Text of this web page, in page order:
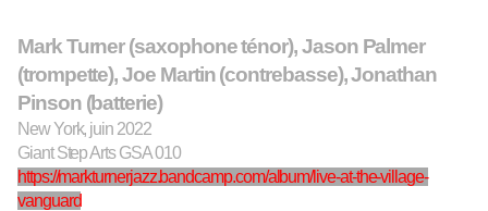
Mark Turner (saxophone ténor), Jason Palmer
(trompette), Joe Martin (contrebasse), Jonathan
Pinson (batterie)
New York, juin 2022
Giant Step Arts GSA 010
https://markturnerjazz.bandcamp.com/album/live-at-the-village-
vanguard